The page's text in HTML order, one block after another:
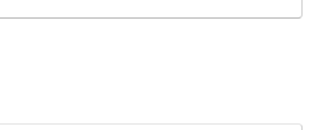
家庭菜園で失敗しないコツと言える...